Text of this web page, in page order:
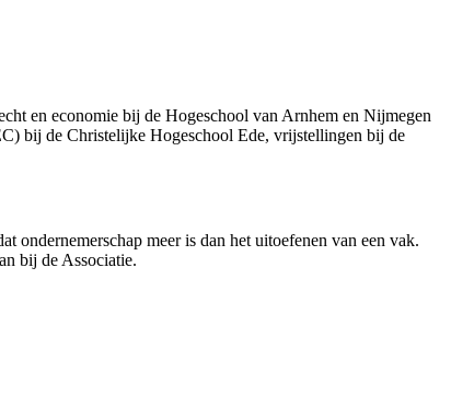
en economie bij de Hogeschool van Arnhem en Nijmegen
bij de Christelijke Hogeschool Ede, vrijstellingen bij de
ondernemerschap meer is dan het uitoefenen van een vak.
bij de Associatie.